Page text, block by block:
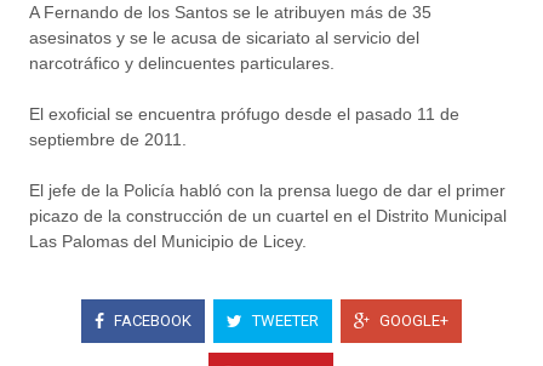
A Fernando de los Santos se le atribuyen más de 35
asesinatos y se le acusa de sicariato al servicio del
narcotráfico y delincuentes particulares.
El exoficial se encuentra prófugo desde el pasado 11 de
septiembre de 2011.
El jefe de la Policía habló con la prensa luego de dar el primer
picazo de la construcción de un cuartel en el Distrito Municipal
Las Palomas del Municipio de Licey.
FACEBOOK TWEETER GOOGLE+